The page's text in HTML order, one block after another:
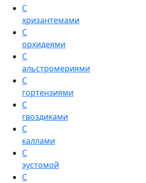
С
хризантемами
С
орхидеями
С
альстромериями
С
гортензиями
С
гвоздиками
С
каллами
С
эустомой
С